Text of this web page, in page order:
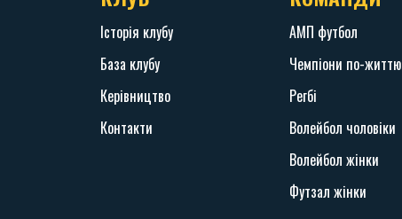
Історія клубу
База клубу
Керівництво
Контакти
АМП футбол
Чемпіони по-життю
Регбі
Волейбол чоловіки
Волейбол жінки
Футзал жінки